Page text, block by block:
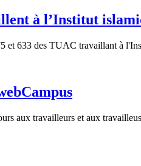
à l’Institut
et 633 des TUAC travaillant à
aux travailleurs et aux